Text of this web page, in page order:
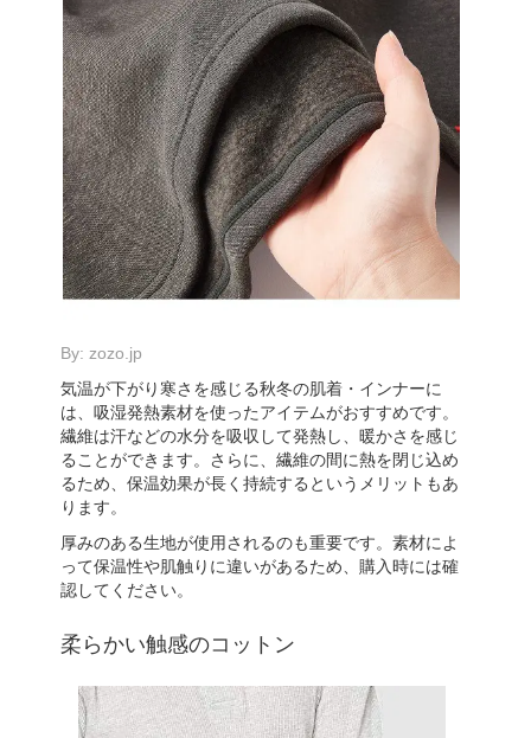
By: zozo.jp
気温が下がり寒さを感じる秋冬の肌着・インナーに
は、吸湿発熱素材を使ったアイテムがおすすめです。
繊維は汗などの水分を吸収して発熱し、暖かさを感じ
ることができます。さらに、繊維の間に熱を閉じ込め
るため、保温効果が長く持続するというメリットもあ
ります。
厚みのある生地が使用されるのも重要です。素材によ
って保温性や肌触りに違いがあるため、購入時には確
認してください。
柔らかい触感のコットン